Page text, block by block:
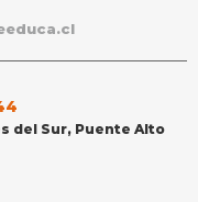
del Sur, Puente Alto